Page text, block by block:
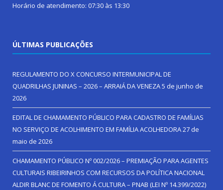
Horário de atendimento: 07:30 às 13:30
ÚLTIMAS PUBLICAÇÕES
REGULAMENTO DO X CONCURSO INTERMUNICIPAL DE
QUADRILHAS JUNINAS – 2026 – ARRAIÁ DA VENEZA5 de junho de
2026
EDITAL DE CHAMAMENTO PÚBLICO PARA CADASTRO DE FAMÍLIAS
NO SERVIÇO DE ACOLHIMENTO EM FAMÍLIA ACOLHEDORA27 de
maio de 2026
CHAMAMENTO PÚBLICO Nº 002/2026 – PREMIAÇÃO PARA AGENTES
CULTURAIS RIBEIRINHOS COM RECURSOS DA POLÍTICA NACIONAL
ALDIR BLANC DE FOMENTO Á CULTURA – PNAB (LEI Nº 14.399/2022)